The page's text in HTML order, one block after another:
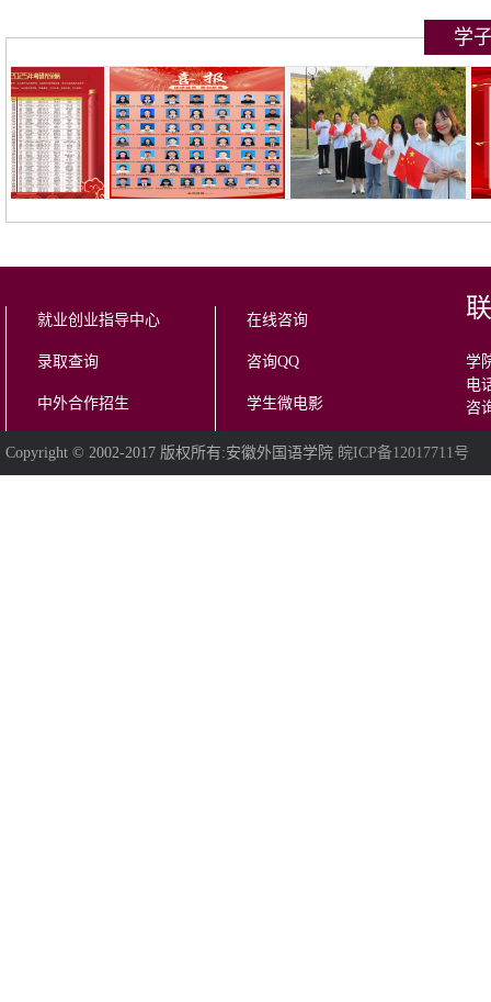
学
就业创业指导中心
录取查询
中外合作招生
在线咨询
咨询QQ
学生微电影
学
电
咨
Copyright © 2002-2017 版权所有:安徽外国语学院 皖ICP备12017711号